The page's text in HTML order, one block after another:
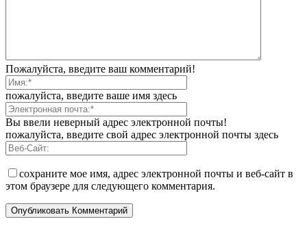
Пожалуйста, введите ваш комментарий!
пожалуйста, введите ваше имя здесь
Вы ввели неверный адрес электронной почты!
пожалуйста, введите свой адрес электронной почты здесь
сохраните мое имя, адрес электронной почты и веб-сайт в
этом браузере для следующего комментария.